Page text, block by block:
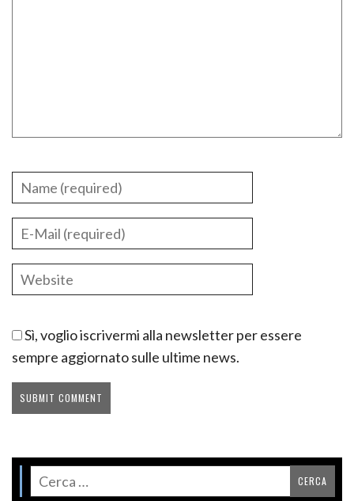
Sì, voglio iscrivermi alla newsletter per essere
sempre aggiornato sulle ultime news.